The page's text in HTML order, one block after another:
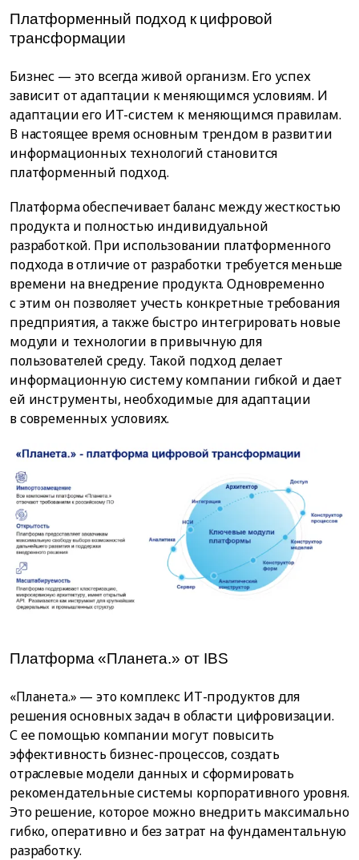
Платформенный подход к цифровой
трансформации
Бизнес — это всегда живой организм. Его успех
зависит от адаптации к меняющимся условиям. И
адаптации его ИТ-систем к меняющимся правилам.
В настоящее время основным трендом в развитии
информационных технологий становится
платформенный подход.
Платформа обеспечивает баланс между жесткостью
продукта и полностью индивидуальной
разработкой. При использовании платформенного
подхода в отличие от разработки требуется меньше
времени на внедрение продукта. Одновременно
с этим он позволяет учесть конкретные требования
предприятия, а также быстро интегрировать новые
модули и технологии в привычную для
пользователей среду. Такой подход делает
информационную систему компании гибкой и дает
ей инструменты, необходимые для адаптации
в современных условиях.
Платформа «Планета.» от IBS
«Планета.» — это комплекс ИТ-продуктов для
решения основных задач в области цифровизации.
С ее помощью компании могут повысить
эффективность бизнес-процессов, создать
отраслевые модели данных и сформировать
рекомендательные системы корпоративного уровня.
Это решение, которое можно внедрить максимально
гибко, оперативно и без затрат на фундаментальную
разработку.